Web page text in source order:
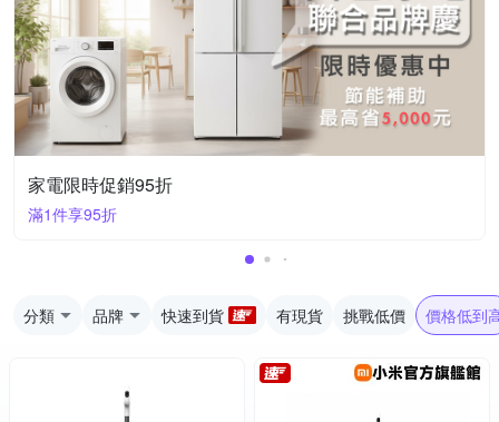
家電限時促銷95折
滿1件享95折
分類 品牌 快速到貨 有現貨 挑戰低價 價格低到